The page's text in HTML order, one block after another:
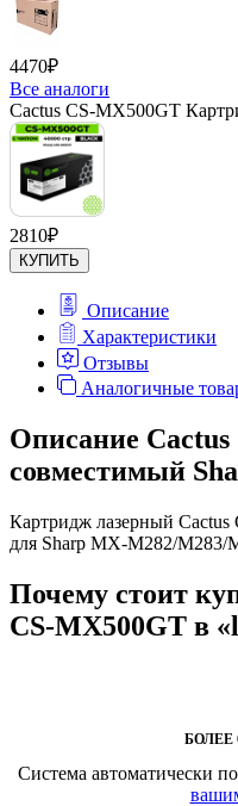
4470₽
Все аналоги
Cactus CS-MX500GT
2810₽
КУПИТЬ
Описание
Характеристики
Отзывы
Аналогичные
Описание
совместимый
Картридж лазерный
для Sharp MX-M282/
Почему стоит
CS-MX500GT в
БОЛЕЕ
Система автоматически